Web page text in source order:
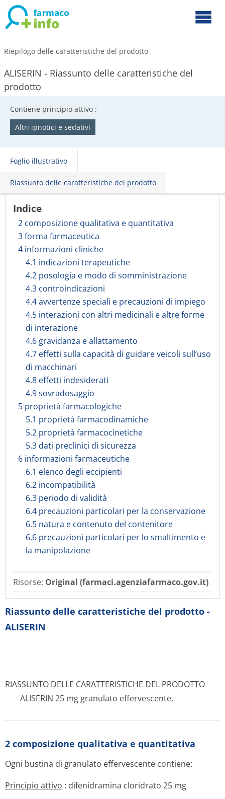
Riepilogo delle caratteristiche del prodotto
ALISERIN - Riassunto delle caratteristiche del
prodotto
Contiene principio attivo :
Altri ipnotici e sedativi
Foglio illustrativo
Riassunto delle caratteristiche del prodotto
Indice
2 composizione qualitativa e quantitativa
3 forma farmaceutica
4 informazioni cliniche
4.1 indicazioni terapeutiche
4.2 posologia e modo di somministrazione
4.3 controindicazioni
4.4 avvertenze speciali e precauzioni di impiego
4.5 interazioni con altri medicinali e altre forme
di interazione
4.6 gravidanza e allattamento
4.7 effetti sulla capacità di guidare veicoli sull’uso
di macchinari
4.8 effetti indesiderati
4.9 sovradosaggio
5 proprietà farmacologiche
5.1 proprietà farmacodinamiche
5.2 proprietà farmacocinetiche
5.3 dati preclinici di sicurezza
6 informazioni farmaceutiche
6.1 elenco degli eccipienti
6.2 incompatibilità
6.3 periodo di validità
6.4 precauzioni particolari per la conservazione
6.5 natura e contenuto del contenitore
6.6 precauzioni particolari per lo smaltimento e
la manipolazione
Risorse: Original (farmaci.agenziafarmaco.gov.it)
Riassunto delle caratteristiche del prodotto -
ALISERIN
RIASSUNTO DELLE CARATTERISTICHE DEL PRODOTTO
ALISERIN 25 mg granulato effervescente.
2 composizione qualitativa e quantitativa
Ogni bustina di granulato effervescente contiene:
Principio attivo : difenidramina cloridrato 25 mg